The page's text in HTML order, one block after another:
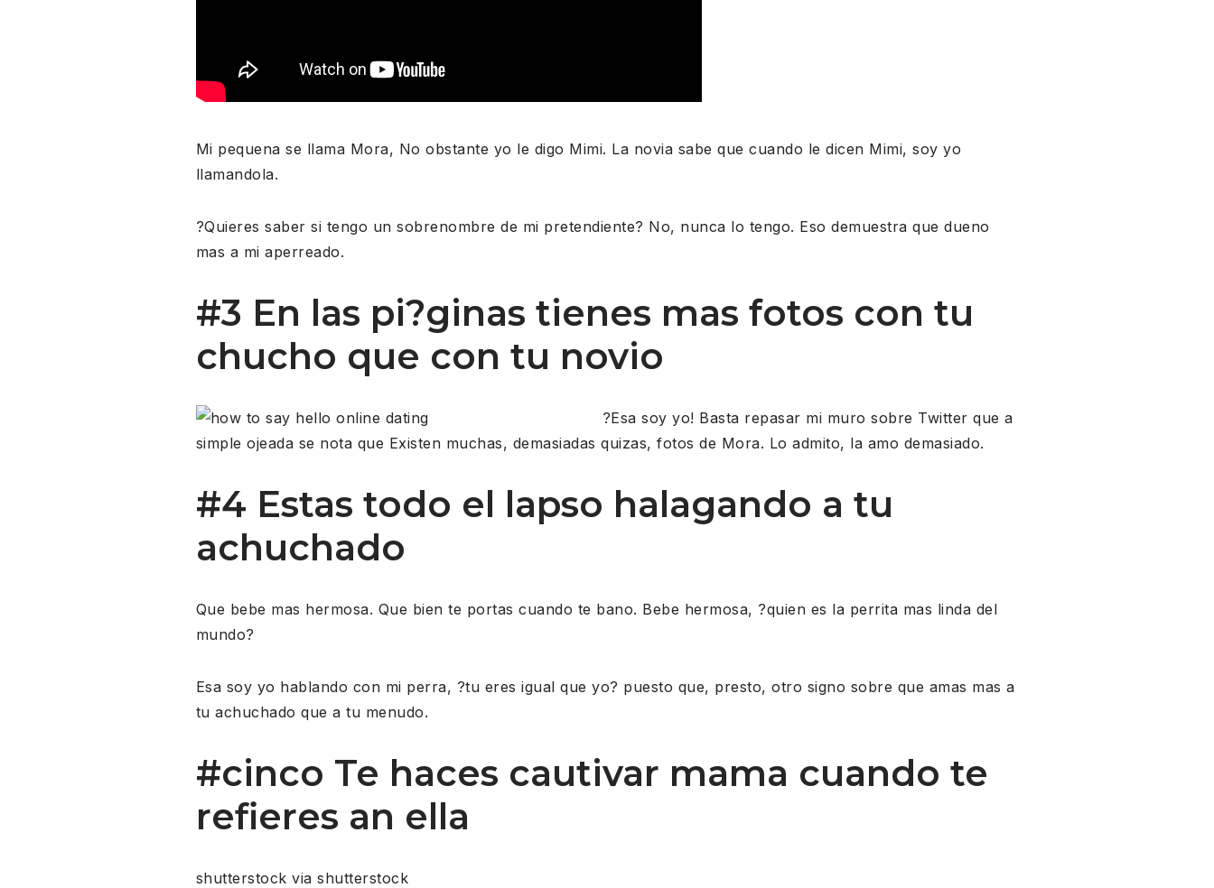
Mi pequena se llama Mora, No obstante yo le digo Mimi. La novia sabe que cuando le dicen Mimi, soy yo
llamandola.
?Quieres saber si tengo un sobrenombre de mi pretendiente? No, nunca lo tengo. Eso demuestra que dueno
mas a mi aperreado.
#3 En las pi?ginas tienes mas fotos con tu
chucho que con tu novio
?Esa soy yo! Basta repasar mi muro sobre Twitter que a
simple ojeada se nota que Existen muchas, demasiadas quizas, fotos de Mora. Lo admito, la amo demasiado.
#4 Estas todo el lapso halagando a tu
achuchado
Que bebe mas hermosa. Que bien te portas cuando te bano. Bebe hermosa, ?quien es la perrita mas linda del
mundo?
Esa soy yo hablando con mi perra, ?tu eres igual que yo? puesto que, presto, otro signo sobre que amas mas a
tu achuchado que a tu menudo.
#cinco Te haces cautivar mama cuando te
refieres an ella
shutterstock via shutterstock